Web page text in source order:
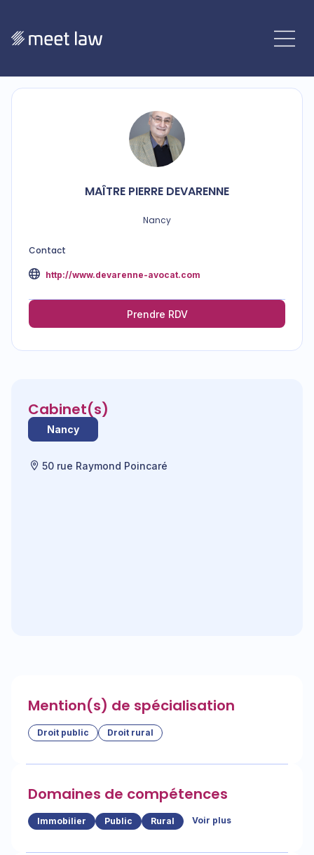
MAÎTRE PIERRE DEVARENNE
Nancy
Contact
http://www.devarenne-avocat.com
Prendre RDV
Cabinet(s)
Nancy
50 rue Raymond Poincaré
Mention(s) de spécialisation
Droit public Droit rural
Domaines de compétences
Immobilier Public Rural Voir plus